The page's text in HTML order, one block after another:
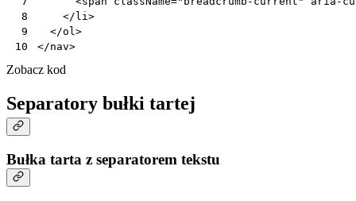
8
9
10
</li >
</ol >
</nav>
Zobacz kod
Separatory bułki tartej
Bułka tarta z separatorem tekstu